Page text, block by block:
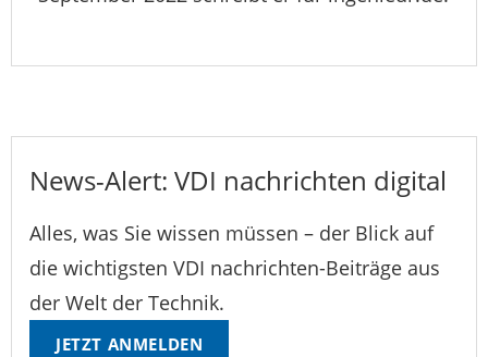
News-Alert: VDI nachrichten digital
Alles, was Sie wissen müssen – der Blick auf
die wichtigsten VDI nachrichten-Beiträge aus
der Welt der Technik.
JETZT ANMELDEN